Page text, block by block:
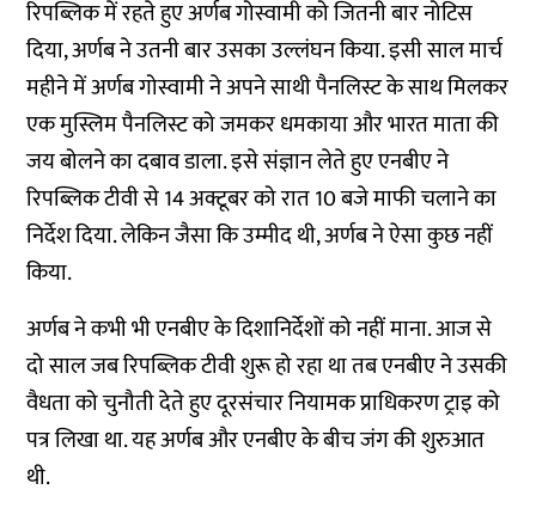
रिपब्लिक में रहते हुए अर्णब गोस्वामी को जितनी बार नोटिस
दिया, अर्णब ने उतनी बार उसका उल्लंघन किया. इसी साल मार्च
महीने में अर्णब गोस्वामी ने अपने साथी पैनलिस्ट के साथ मिलकर
एक मुस्लिम पैनलिस्ट को जमकर धमकाया और भारत माता की
जय बोलने का दबाव डाला. इसे संज्ञान लेते हुए एनबीए ने
रिपब्लिक टीवी से 14 अक्टूबर को रात 10 बजे माफी चलाने का
निर्देश दिया. लेकिन जैसा कि उम्मीद थी, अर्णब ने ऐसा कुछ नहीं
किया.
अर्णब ने कभी भी एनबीए के दिशानिर्देशों को नहीं माना. आज से
दो साल जब रिपब्लिक टीवी शुरू हो रहा था तब एनबीए ने उसकी
वैधता को चुनौती देते हुए दूरसंचार नियामक प्राधिकरण ट्राइ को
पत्र लिखा था. यह अर्णब और एनबीए के बीच जंग की शुरुआत
थी.